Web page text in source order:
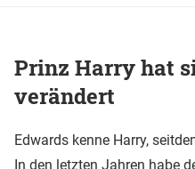
Prinz Harry hat
verändert
Edwards kenne Harry,
In den letzten Jahren habe